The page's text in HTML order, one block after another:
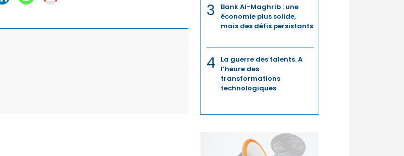
3
Bank Al-Maghrib : une
économie plus solide,
mais des défis persistants
4
La guerre des talents. A
l’heure des
transformations
technologiques